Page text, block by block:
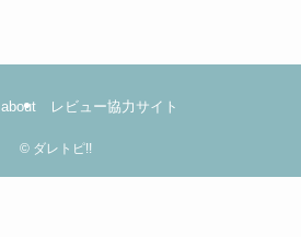
about レビュー協力サイト
© ダレトピ!!